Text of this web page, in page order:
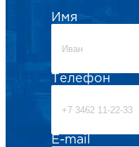
Имя
Телефон
E-mail